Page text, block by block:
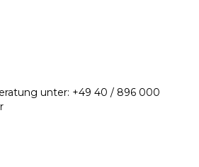
unter: +49 40 / 896 000